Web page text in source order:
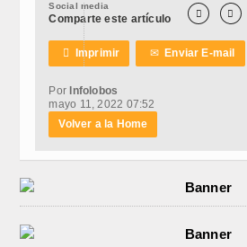
Social media
Comparte este artículo  
 Imprimir ✉Enviar E-mail
Por Infolobos
mayo 11, 2022 07:52
Volver a la Home